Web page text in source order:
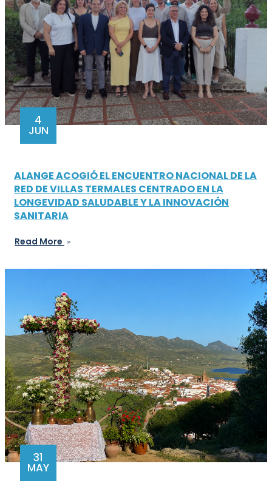
4
JUN
ALANGE ACOGIÓ EL ENCUENTRO NACIONAL DE LA
RED DE VILLAS TERMALES CENTRADO EN LA
LONGEVIDAD SALUDABLE Y LA INNOVACIÓN
SANITARIA
Read More
31
MAY